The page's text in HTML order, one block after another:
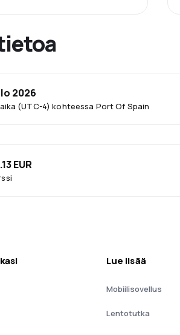
(UTC-4) kohteessa Port Of Spain
2026
EUR
Lue lisää
Mobiilisovellus
Lentotutka